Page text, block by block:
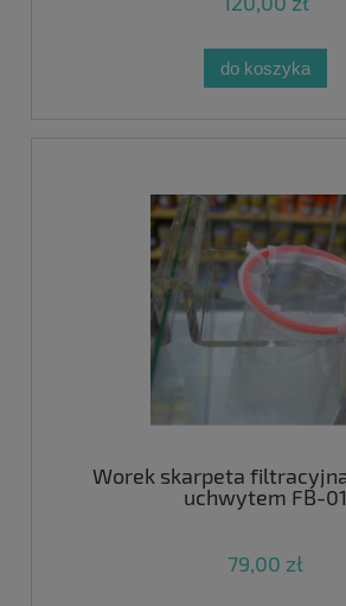
do koszyka
Worek skarpeta
uchwytem FB-01
79,00 zł